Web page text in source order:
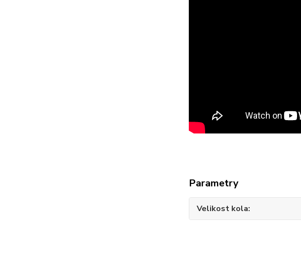
Parametry
Velikost kola